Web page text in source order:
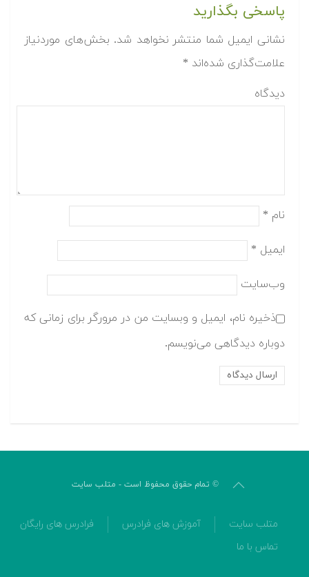
پاسخی بگذارید
نشانی ایمیل شما منتشر نخواهد شد. بخش‌های موردنیاز
علامت‌گذاری شده‌اند *
دیدگاه
نام *
ایمیل *
وب‌سایت
ذخیره نام، ایمیل و وبسایت من در مرورگر برای زمانی که
دوباره دیدگاهی می‌نویسم.
© تمام حقوق محفوظ است - متلب سایت
متلب سایت آموزش های فرادرس
فرادرس های رایگان
تماس با ما